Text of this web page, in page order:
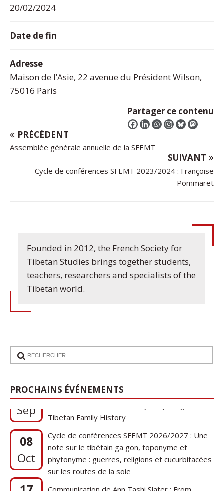
20/02/2024
Date de fin
Adresse
Maison de l’Asie, 22 avenue du Président Wilson,
75016 Paris
Partager ce contenu
PRÉCÉDENT
Assemblée générale annuelle de la SFEMT
SUIVANT
Cycle de conférences SFEMT 2023/2024 : Françoise
Pommaret
Founded in 2012, the French Society for
Tibetan Studies brings together students,
teachers, researchers and specialists of the
Tibetan world.
PROCHAINS ÉVÉNEMENTS
Sep
1920s Tibet to 21st-Century Darjeeling: A
08
Oct
Cycle de conférences SFEMT 2026/2027 : Une
note sur le tibétain ga gon, toponyme et
phytonyme : guerres, religions et cucurbitacées
sur les routes de la soie
17
Communication de Ann Tashi Slater : From